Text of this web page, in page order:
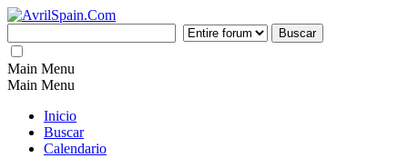
Main Menu
Main Menu
Inicio
Buscar
Calendario